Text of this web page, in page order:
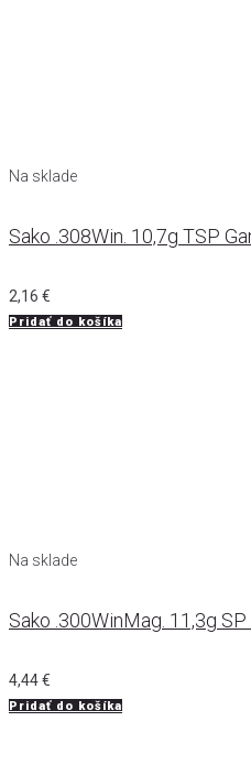
Na sklade
Sako .308Win. 10,7g TSP
2,16 €
Pridať do košíka
Na sklade
Sako .300WinMag. 11,3g
4,44€
Pridať do košíka